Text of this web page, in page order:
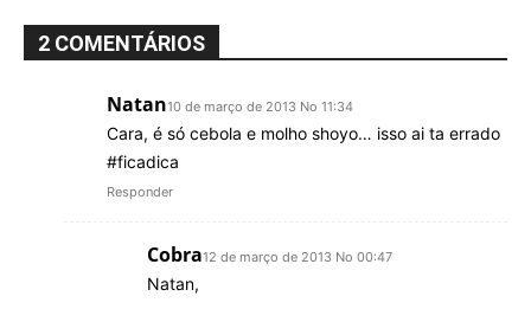
2 COMENTÁRIOS
Natan10 de março de 2013 No 11:34
Cara, é só cebola e molho shoyo… isso ai ta errado
#ficadica
Responder
Cobra12 de março de 2013 No 00:47
Natan,